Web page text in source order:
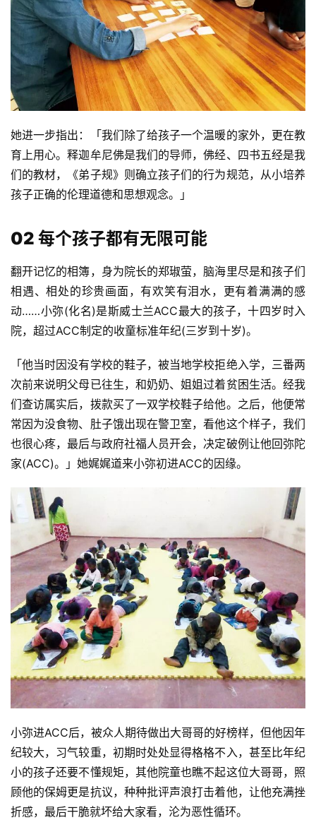
资
八
点
僧
音
高
僧
访
谈
她进一步指出：「我们除了给孩子一个温暖的家外，更在教
育上用心。释迦牟尼佛是我们的导师，佛经、四书五经是我
们的教材，《弟子规》则确立孩子们的行为规范，从小培养
孩子正确的伦理道德和思想观念。」
02 每个孩子都有无限可能
翻开记忆的相簿，身为院长的郑琡萤，脑海里尽是和孩子们
相遇、相处的珍贵画面，有欢笑有泪水，更有着满满的感
动……小弥(化名)是斯威士兰ACC最大的孩子，十四岁时入
院，超过ACC制定的收童标准年纪(三岁到十岁)。
「他当时因没有学校的鞋子，被当地学校拒绝入学，三番两
次前来说明父母已往生，和奶奶、姐姐过着贫困生活。经我
们查访属实后，拨款买了一双学校鞋子给他。之后，他便常
常因为没食物、肚子饿出现在警卫室，看他这个样子，我们
也很心疼，最后与政府社福人员开会，决定破例让他回弥陀
家(ACC)。」她娓娓道来小弥初进ACC的因缘。
小弥进ACC后，被众人期待做出大哥哥的好榜样，但他因年
纪较大，习气较重，初期时处处显得格格不入，甚至比年纪
小的孩子还要不懂规矩，其他院童也瞧不起这位大哥哥，照
顾他的保姆更是抗议，种种批评声浪打击着他，让他充满挫
折感，最后干脆就坏给大家看，沦为恶性循环。